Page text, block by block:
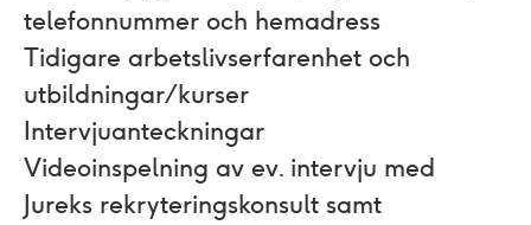
telefonnummer och hemadress
Tidigare arbetslivserfarenhet och
utbildningar/kurser
Intervjuanteckningar
Videoinspelning av ev. intervju med
Jureks rekryteringskonsult samt